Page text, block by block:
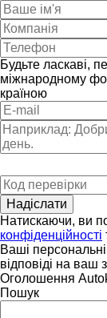
Будьте ласкаві,
міжнародному
країною
Натискаючи, ви
конфіденційності
Ваші
відповіді на ваш
Оголошення
Пошук